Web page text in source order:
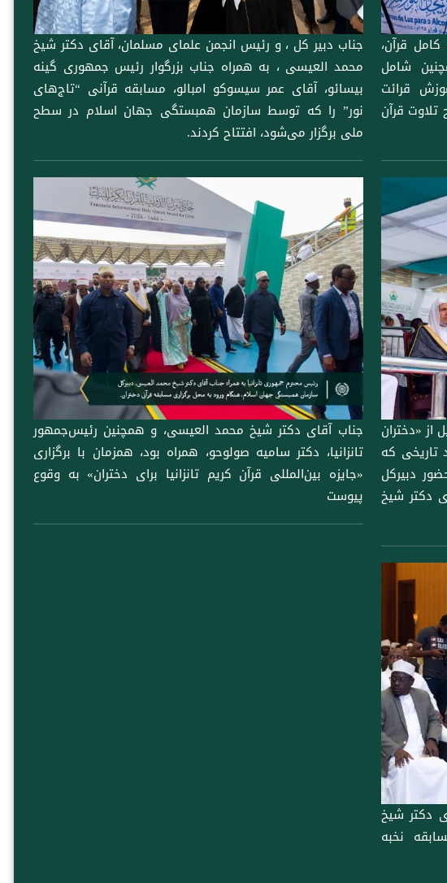
قرآن،
جزء و 5 جزء. همچنین شامل
قرائت
تلاوت قرآن
جناب دبیر کل ، و رئیس انجمن علمای مسلمان، آقای دکتر شیخ
محمد العیسی ، به همراه جناب بزرگوار رئیس جمهوری گینه
بیسائو، آقای عمر سیسوکو امبالو، مسابقه قرآنی “تاج‌های
نور” را که توسط سازمان همبستگی جهان اسلام در سطح
ملی برگزار می‌شود، افتتاح کردند.
از «دختران
تاریخی که
دبیرکل
دکتر شیخ
جناب آقای دکتر شیخ ⁧محمد العیسی⁩، و همچنین رئیس‌جمهور
تانزانیا، دکتر سامیه صولوحو، همراه بود، همزمان با برگزاری
«جایزه بین‌المللی قرآن کریم تانزانیا برای دختران» به وقوع
پیوست
دکتر شیخ
نخبه